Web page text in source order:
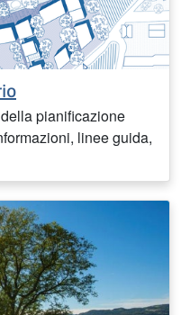
pianificazione
linee guida,